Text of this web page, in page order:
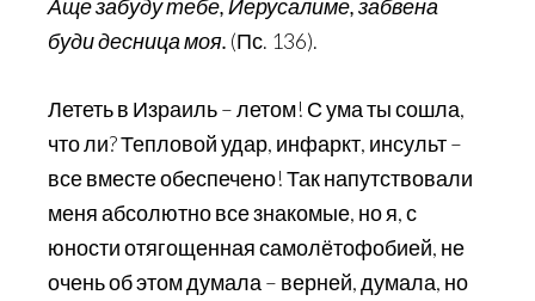
Аще забуду тебе, Иерусалиме, забвена
буди десница моя. (Пс. 136).
Лететь в Израиль – летом! С ума ты сошла,
что ли? Тепловой удар, инфаркт, инсульт –
все вместе обеспечено! Так напутствовали
меня абсолютно все знакомые, но я, с
юности отягощенная самолётофобией, не
очень об этом думала – верней, думала, но